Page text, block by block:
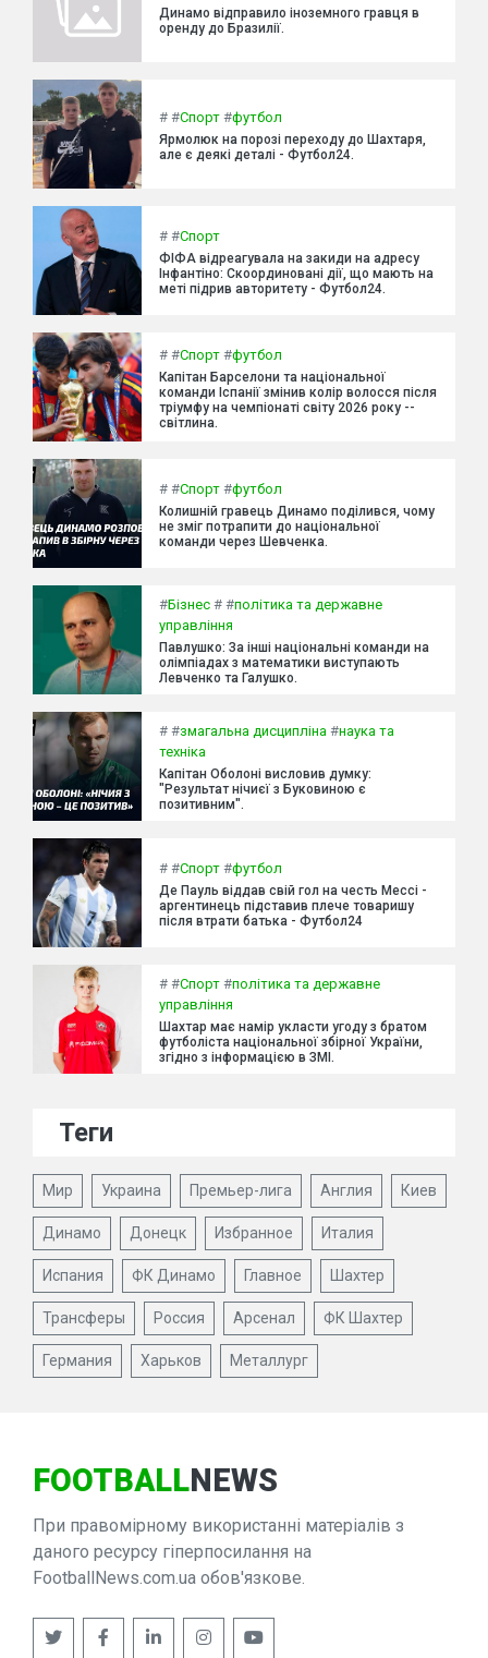
Динамо відправило іноземного гравця в
оренду до Бразилії.
# #Спорт #футбол
Ярмолюк на порозі переходу до Шахтаря,
але є деякі деталі - Футбол24.
# #Спорт
ФІФА відреагувала на закиди на адресу
Інфантіно: Скоординовані дії, що мають на
меті підрив авторитету - Футбол24.
# #Спорт #футбол
Капітан Барселони та національної
команди Іспанії змінив колір волосся після
тріумфу на чемпіонаті світу 2026 року --
світлина.
# #Спорт #футбол
Колишній гравець Динамо поділився, чому
не зміг потрапити до національної
команди через Шевченка.
#Бізнес # #політика та державне
управління
Павлушко: За інші національні команди на
олімпіадах з математики виступають
Левченко та Галушко.
# #змагальна дисципліна #наука та
техніка
Капітан Оболоні висловив думку:
"Результат нічиєї з Буковиною є
позитивним".
# #Спорт #футбол
Де Пауль віддав свій гол на честь Мессі -
аргентинець підставив плече товаришу
після втрати батька - Футбол24
# #Спорт #політика та державне
управління
Шахтар має намір укласти угоду з братом
футболіста національної збірної України,
згідно з інформацією в ЗМІ.
Теги
Мир Украина Премьер-лига Англия Киев
Динамо Донецк Избранное Италия
Испания ФК Динамо Главное Шахтер
Трансферы Россия Арсенал ФК Шахтер
Германия Харьков Металлург
FOOTBALLNEWS
При правомірному використанні матеріалів з
даного ресурсу гіперпосилання на
FootballNews.com.ua обов'язкове.